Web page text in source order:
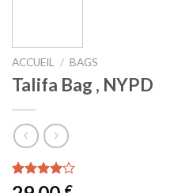
ACCUEIL / BAGS
Talifa Bag , NYPD
Noté
3